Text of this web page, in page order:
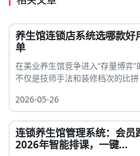
养生馆连锁店系统选哪款
单
在美业养生馆竞争进入“存量博弈
不仅是技师手法和装修档次的比
2026-05-26
连锁养生馆管理系统：会员
2026年智能排课，一键...